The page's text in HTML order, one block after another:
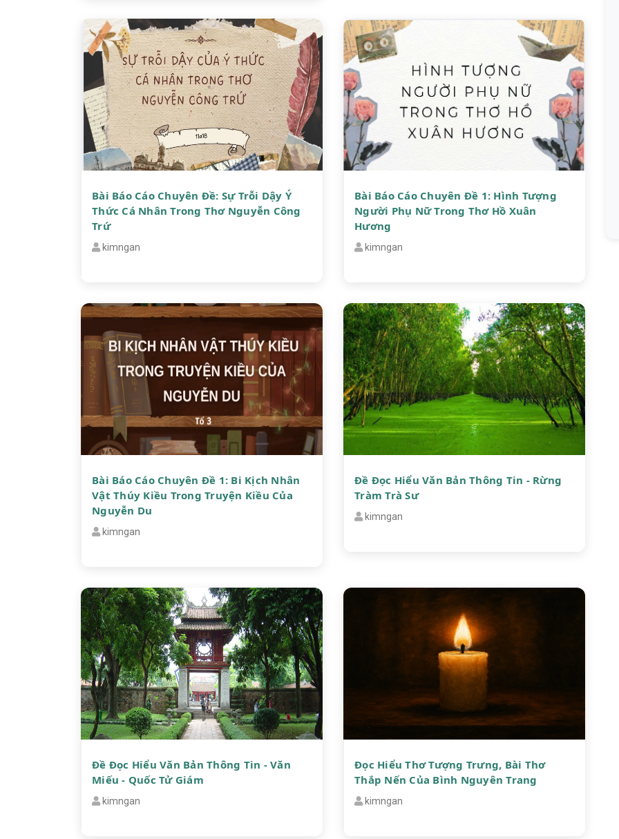
Bài Báo Cáo Chuyên Đề: Sự Trỗi Dậy Ý
Thức Cá Nhân Trong Thơ Nguyễn Công
Trứ
kimngan
Bài Báo Cáo Chuyên Đề 1: Hình Tượng
Người Phụ Nữ Trong Thơ Hồ Xuân
Hương
kimngan
Bài Báo Cáo Chuyên Đề 1: Bi Kịch Nhân
Vật Thúy Kiều Trong Truyện Kiều Của
Nguyễn Du
kimngan
Đề Đọc Hiểu Văn Bản Thông Tin - Rừng
Tràm Trà Sư
kimngan
Đề Đọc Hiểu Văn Bản Thông Tin - Văn
Miếu - Quốc Tử Giám
kimngan
Đọc Hiểu Thơ Tượng Trưng, Bài Thơ
Thắp Nến Của Bình Nguyên Trang
kimngan